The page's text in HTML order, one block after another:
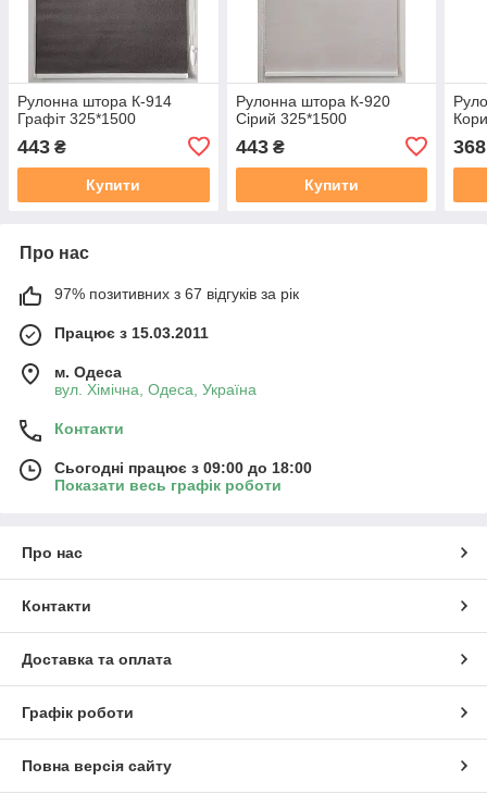
Рулонна штора К-914
Графіт 325*1500
443 ₴
Купити
Рулонна штора К-920
Сiрий 325*1500
443₴
Купити
368
Про нас
97% позитивних з 67 відгуків за рік
Працює з 15.03.2011
м. Одеса
вул. Хiмiчна, Одеса, Україна
Контакти
Сьогодні працює з 09:00 до 18:00
Показати весь графік роботи
Про нас
Контакти
Доставка та оплата
Графік роботи
Повна версія сайту